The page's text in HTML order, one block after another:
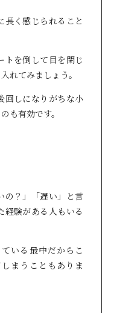
長く感じられること
トを倒して目を閉じ
れてみましょう。
回しになりがちな小
も有効です。
の？」「遅い」と言
経験がある人もいる
いる最中だからこ
まうこともありま